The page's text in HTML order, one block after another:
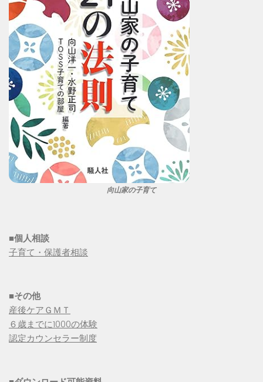
向山家の子育て
■個人相談
子育て・保護者相談
■その他
産後ケアＧＭＴ
６歳までに1000の体験
認定カウンセラー制度